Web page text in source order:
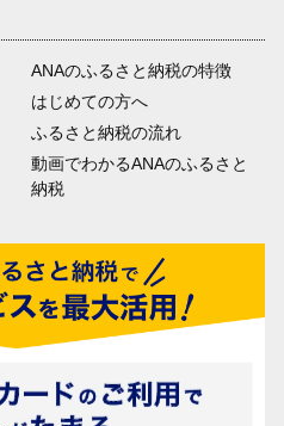
ANAのふるさと納税の特徴
はじめての方へ
ふるさと納税の流れ
動画でわかるANAのふるさと
納税